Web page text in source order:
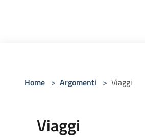
Home > Argomenti > Viaggi
Viaggi